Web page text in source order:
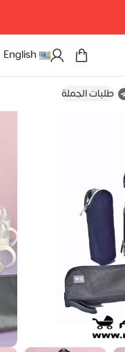
English
طلبات الجملة